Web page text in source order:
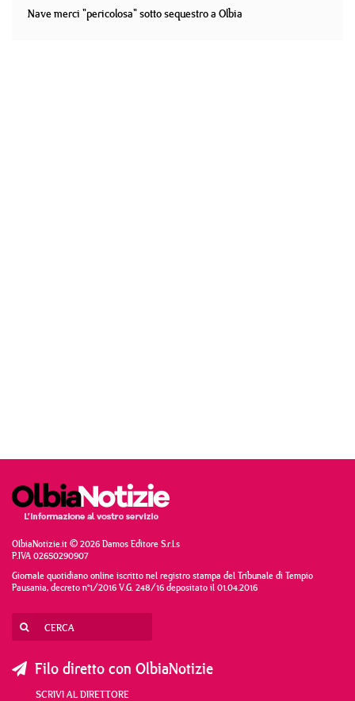
Nave merci "pericolosa" sotto sequestro a Olbia
OlbiaNotizie.it © 2026 Damos Editore S.r.l.s
P.IVA 02650290907
Giornale quotidiano online iscritto nel registro stampa del Tribunale di Tempio
Pausania, decreto n°1/2016 V.G. 248/16 depositato il 01.04.2016
Filo diretto con OlbiaNotizie
SCRIVI AL DIRETTORE